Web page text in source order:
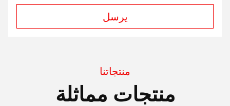
يرسل
منتجاتنا
منتجات مماثلة